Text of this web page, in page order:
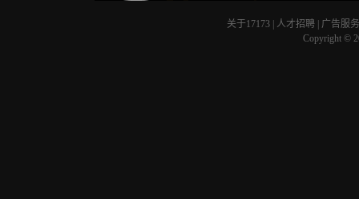
关于17173 人才招聘
广告服务
Copyright ©